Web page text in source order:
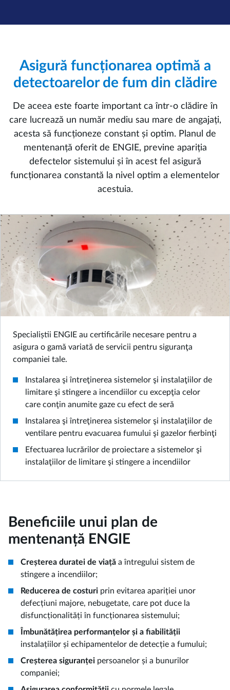
Asigură funcționarea optimă a
detectoarelor de fum din clădire
De aceea este foarte important ca într-o clădire în
care lucrează un număr mediu sau mare de angajați,
acesta să funcționeze constant și optim. Planul de
mentenanță oferit de ENGIE, previne apariția
defectelor sistemului și în acest fel asigură
funcționarea constantă la nivel optim a elementelor
acestuia.
Specialiștii ENGIE au certificările necesare pentru a
asigura o gamă variată de servicii pentru siguranţa
companiei tale.
Instalarea şi întreţinerea sistemelor şi instalaţiilor de
limitare şi stingere a incendiilor cu excepţia celor
care conţin anumite gaze cu efect de seră
Instalarea şi întreţinerea sistemelor şi instalaţiilor de
ventilare pentru evacuarea fumului şi gazelor fierbinţi
Efectuarea lucrărilor de proiectare a sistemelor şi
instalaţiilor de limitare şi stingere a incendiilor
Beneficiile unui plan de
mentenanță ENGIE
Creșterea duratei de viață a întregului sistem de
stingere a incendiilor;
Reducerea de costuri prin evitarea apariției unor
defecțiuni majore, nebugetate, care pot duce la
disfuncționalități în funcționarea sistemului;
Îmbunătățirea performanțelor și a fiabilității
instalațiilor și echipamentelor de detecție a fumului;
Creșterea siguranței persoanelor și a bunurilor
companiei;